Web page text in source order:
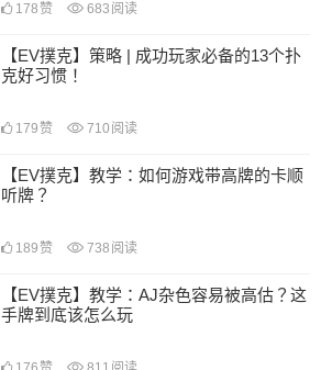
178 赞 683 阅读
【EV撲克】策略 | 成功玩家必备的13个扑
克好习惯！
179 赞 710 阅读
【EV撲克】教学：如何游戏带高牌的卡顺
听牌？
189 赞 738 阅读
【EV撲克】教学：AJ杂色容易被高估？这
手牌到底该怎么玩